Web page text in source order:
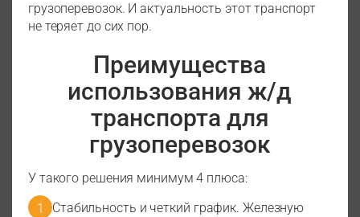
грузоперевозок. И актуальность этот транспорт
не теряет до сих пор.
Преимущества
использования ж/д
транспорта для
грузоперевозок
У такого решения минимум 4 плюса:
Стабильность и четкий график. Железную